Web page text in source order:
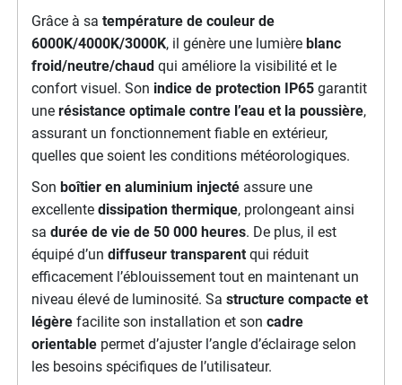
Grâce à sa température de couleur de
6000K/4000K/3000K, il génère une lumière blanc
froid/neutre/chaudqui améliore la visibilité et le
confort visuel. Son indice de protection IP65garantit
une résistance optimale contre l’eau et la poussière,
assurant un fonctionnement fiable en extérieur,
quelles que soient les conditions météorologiques.
Son boîtier en aluminium injectéassure une
excellente dissipation thermique, prolongeant ainsi
sa durée de vie de 50 000 heures. De plus, il est
équipé d’un diffuseur transparentqui réduit
efficacement l’éblouissement tout en maintenant un
niveau élevé de luminosité. Sa structure compacte et
légèrefacilite son installation et son cadre
orientablepermet d’ajuster l’angle d’éclairage selon
les besoins spécifiques de l’utilisateur.